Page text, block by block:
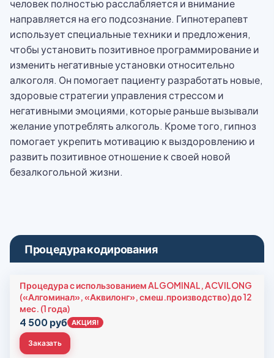
человек полностью расслабляется и внимание
направляется на его подсознание. Гипнотерапевт
использует специальные техники и предложения,
чтобы установить позитивное программирование и
изменить негативные установки относительно
алкоголя. Он помогает пациенту разработать новые,
здоровые стратегии управления стрессом и
негативными эмоциями, которые раньше вызывали
желание употреблять алкоголь. Кроме того, гипноз
помогает укрепить мотивацию к выздоровлению и
развить позитивное отношение к своей новой
безалкогольной жизни.
Процедура кодирования
Процедура с использованием ALGOMINAL, ACVILONG
(«Алгоминал», «Аквилонг», смеш.производство) до 12
мес. (1 года)
4 500 руб АКЦИЯ!
Заказать